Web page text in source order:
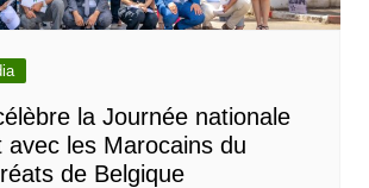
la Journée nationale
avec les Marocains du
de Belgique